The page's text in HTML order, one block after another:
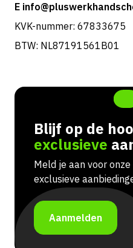
E
KVK-nummer: 67833675
BTW: NL87191561B01
Blijf op de
exclusieve
Meld je aan voor
exclusieve
Aanmelden